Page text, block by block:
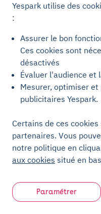
Résidentiel mixte 300 -
Opérer un parking en
usages: résidents,
Yespark utilise des
:
Assurer le bon
Ces cookies sont
désactivés
Évaluer l'audience et
Mesurer, optimiser
publicitaires Yespark.
Certains de ces
partenaires. Vous
notre politique en
aux cookies situé en
Paramétrer